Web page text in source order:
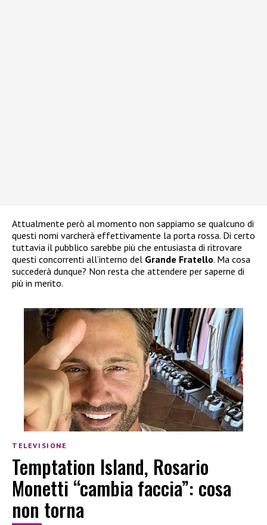
Attualmente però al momento non sappiamo se qualcuno di
questi nomi varcherà effettivamente la porta rossa. Di certo
tuttavia il pubblico sarebbe più che entusiasta di ritrovare
questi concorrenti all’interno del Grande Fratello. Ma cosa
succederà dunque? Non resta che attendere per saperne di
più in merito.
TELEVISIONE
Temptation Island, Rosario
Monetti “cambia faccia”: cosa
non torna